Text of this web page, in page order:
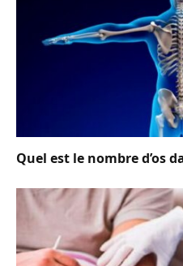
Quel est le nombre d’os